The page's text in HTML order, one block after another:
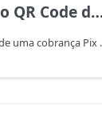
cobrança Pix no Laravel
Para renderizar o QR